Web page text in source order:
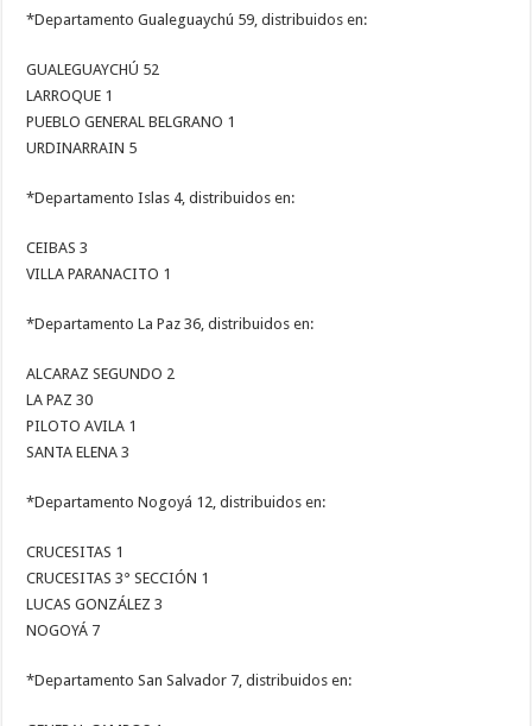
*Departamento Gualeguaychú 59, distribuidos en:
GUALEGUAYCHÚ 52
LARROQUE 1
PUEBLO GENERAL BELGRANO 1
URDINARRAIN 5
*Departamento Islas 4, distribuidos en:
CEIBAS 3
VILLA PARANACITO 1
*Departamento La Paz 36, distribuidos en:
ALCARAZ SEGUNDO 2
LA PAZ 30
PILOTO AVILA 1
SANTA ELENA 3
*Departamento Nogoyá 12, distribuidos en:
CRUCESITAS 1
CRUCESITAS 3° SECCIÓN 1
LUCAS GONZÁLEZ 3
NOGOYÁ 7
*Departamento San Salvador 7, distribuidos en: